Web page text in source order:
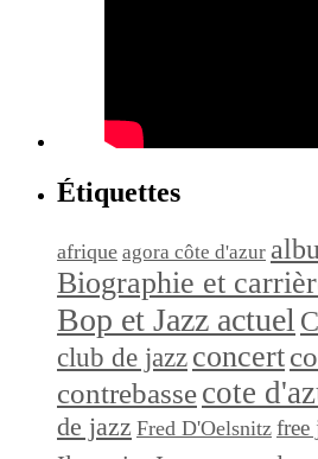
Étiquettes
afrique agora côte d'azur
Biographie et
Bop et Jazz actuel
club de jazz concert
contrebassecote
de jazz Fred D'Oelsnitz free